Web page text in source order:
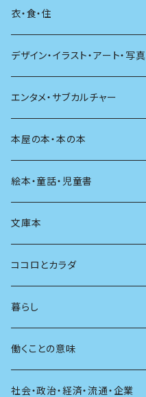
日本語
文学理論
評論
文章術
日記
ノンフィクション
その他
評論
言葉
言語
批評
アンソロジー
自伝・伝記
詩
短歌
その他
衣・食・住
着る
食べる
料理
発酵・麹
住う
その他
デザイン・イラスト・アート・写真
デザイン
イラスト
アート
写真
その他
インテリア
ファッション
建築
エンタメ・サブカルチャー
映画
音楽
マンガ
テレビ
ラジオ
マガジン
その他
本屋の本・本の本
本屋さんの本
本の本
読書
絵本・童話・児童書
小さいお子さん向け
自分で読めるようになったら
大人も楽しい絵本
海外絵本
童話
文庫本
男性作家
女性作家
その他
ココロとカラダ
フェミニズム
カウンセリング
人間関係
暮らし
料理
育児
働くことの意味
仕事のヒント
社会・政治・経済・流通・企業